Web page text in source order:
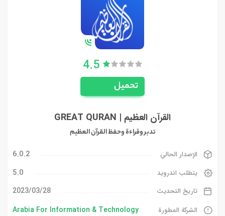
4.5
تحميل
القرآن العظيم | GREAT QURAN
تدبر وقراءة وحفظ القرآن العظيم
الإصدار الحالي 6.0.2
يتطلب اندرويد 5.0
تاريخ التحديث 28‏/03‏/2023
الشركة المطورة Arabia For Information & Technology